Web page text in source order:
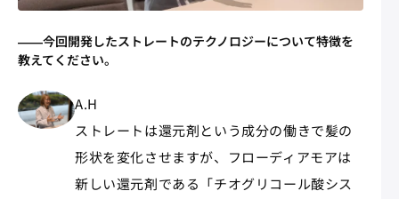
――今回開発したストレートのテクノロジーについて特徴を
教えてください。
A.H
ストレートは還元剤という成分の働きで髪の
形状を変化させますが、フローディアモアは
新しい還元剤である「チオグリコール酸シス